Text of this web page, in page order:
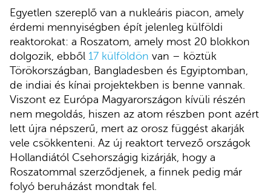
Egyetlen szereplő van a nukleáris piacon, amely
érdemi mennyiségben épít jelenleg külföldi
reaktorokat: a Roszatom, amely most 20 blokkon
dolgozik, ebből 17 külföldön van – köztük
Törökországban, Bangladesben és Egyiptomban,
de indiai és kínai projektekben is benne vannak.
Viszont ez Európa Magyarországon kívüli részén
nem megoldás, hiszen az atom részben pont azért
lett újra népszerű, mert az orosz függést akarják
vele csökkenteni. Az új reaktort tervező országok
Hollandiától Csehországig kizárják, hogy a
Roszatommal szerződjenek, a finnek pedig már
folyó beruházást mondtak fel.